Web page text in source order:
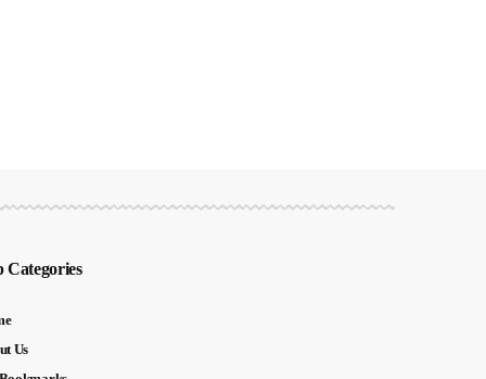
Categories
Us